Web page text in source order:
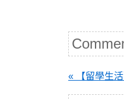
« 【留學生